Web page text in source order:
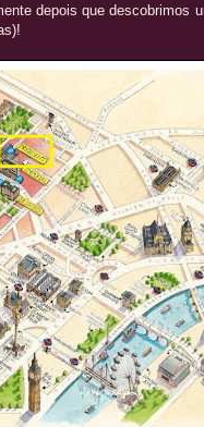
depois que descobrimos